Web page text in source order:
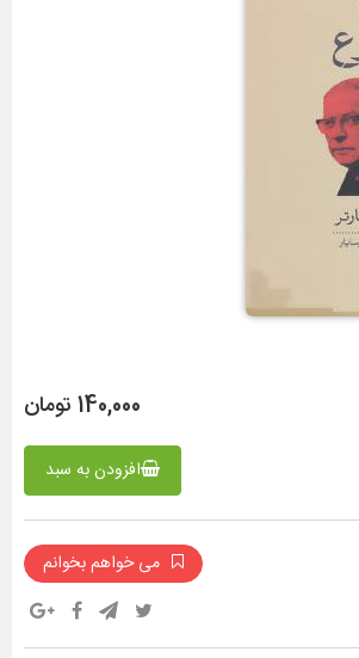
140,000 تومان
افزودن به سبد
می خواهم بخوانم